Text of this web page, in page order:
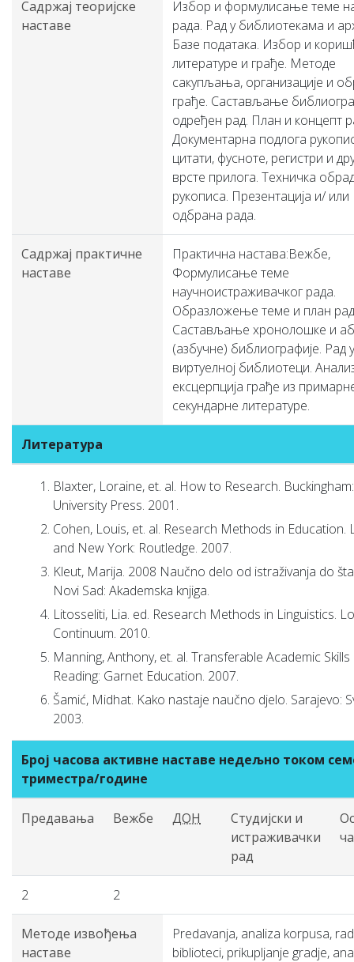
Садржај теоријске
наставе
Избор и формулисање теме
рада. Рад у библиотекама и
Базе података. Избор и
литературе и грађе. Методе
сакупљања, организације и
грађе. Састављање
одређен рад. План и концепт
Документарна подлога
цитати, фусноте, регистри и
врсте прилога. Техничка
рукописа. Презентација и/ или
одбрана рада.
Садржај практичне
наставе
Практична настава:Вежбе,
Формулисање теме
научноистраживачког рада.
Образложење теме и план
Састављање хронолошке и
(азбучне) библиографије. Рад у
виртуелној библиотеци.
ексцерпција грађе из
секундарне литературе.
Литература
Blaxter, Loraine, et. al. How to Research.
University Press. 2001.
Cohen, Louis, et. al. Research Methods in Education.
and New York: Routledge. 2007.
Kleut, Mariјa. 2008 Naučno delo od istraživanja do
Novi Sad: Akademska knjiga.
Litosseliti, Lia. ed. Research Methods in Linguistics.
Continuum. 2010.
Manning, Anthony, et. al. Transferable Academic Skills
Reading: Garnet Education. 2007.
Šamić, Midhat. Kako nastaje naučno djelo. Sarajevo:
2003.
Број часова активне наставе недељно током
триместра/године
Предавања Вежбе ДОН
Студијски и
истраживачки
рад
2 2
Методе извођења
наставе
Predavanja, analiza korpusa,
biblioteci, prikupljanje gradje,